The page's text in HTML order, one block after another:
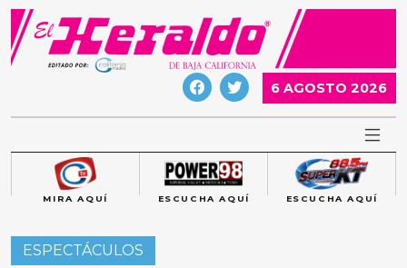
Skip
content
6 AGOSTO 2026
MIRA AQUÍ ESCUCHA AQUÍ ESCUCHA AQUÍ
ESPECTÁCULOS